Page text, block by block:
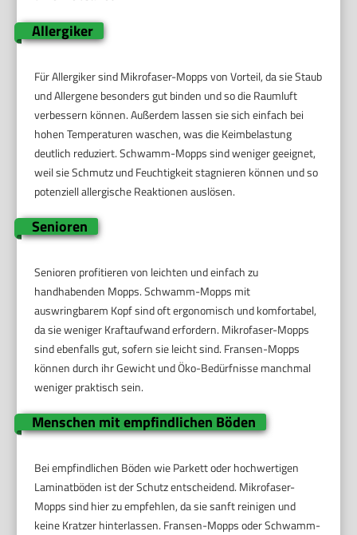
Allergiker
Für Allergiker sind Mikrofaser-Mopps von Vorteil, da sie Staub
und Allergene besonders gut binden und so die Raumluft
verbessern können. Außerdem lassen sie sich einfach bei
hohen Temperaturen waschen, was die Keimbelastung
deutlich reduziert. Schwamm-Mopps sind weniger geeignet,
weil sie Schmutz und Feuchtigkeit stagnieren können und so
potenziell allergische Reaktionen auslösen.
Senioren
Senioren profitieren von leichten und einfach zu
handhabenden Mopps. Schwamm-Mopps mit
auswringbarem Kopf sind oft ergonomisch und komfortabel,
da sie weniger Kraftaufwand erfordern. Mikrofaser-Mopps
sind ebenfalls gut, sofern sie leicht sind. Fransen-Mopps
können durch ihr Gewicht und Öko-Bedürfnisse manchmal
weniger praktisch sein.
Menschen mit empfindlichen Böden
Bei empfindlichen Böden wie Parkett oder hochwertigen
Laminatböden ist der Schutz entscheidend. Mikrofaser-
Mopps sind hier zu empfehlen, da sie sanft reinigen und
keine Kratzer hinterlassen. Fransen-Mopps oder Schwamm-